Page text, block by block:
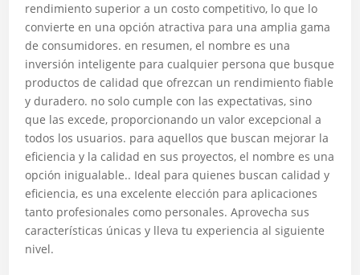
rendimiento superior a un costo competitivo, lo que lo
convierte en una opción atractiva para una amplia gama
de consumidores. en resumen, el nombre es una
inversión inteligente para cualquier persona que busque
productos de calidad que ofrezcan un rendimiento fiable
y duradero. no solo cumple con las expectativas, sino
que las excede, proporcionando un valor excepcional a
todos los usuarios. para aquellos que buscan mejorar la
eficiencia y la calidad en sus proyectos, el nombre es una
opción inigualable.. Ideal para quienes buscan calidad y
eficiencia, es una excelente elección para aplicaciones
tanto profesionales como personales. Aprovecha sus
características únicas y lleva tu experiencia al siguiente
nivel.